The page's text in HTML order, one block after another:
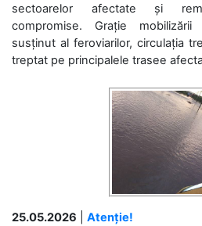
sectoarelor afectate și
compromise. Grație
susținut al feroviarilor, circulația
treptat pe principalele trasee
25.05.2026
Atenție!